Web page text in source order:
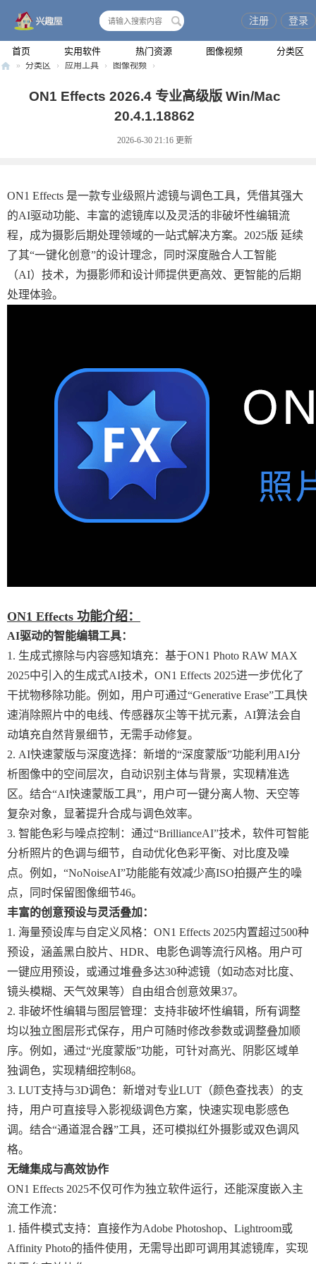
首页 实用软件 热门资源 图像视频 分类区
注册 登录
» 分类区 › 应用工具 › 图像视频 ›
ON1 Effects 2026.4 专业高级版 Win/Mac
20.4.1.18862
2026-6-30 21:16 更新
ON1 Effects 是一款专业级照片滤镜与调色工具，凭借其强大
的AI驱动功能、丰富的滤镜库以及灵活的非破坏性编辑流
程，成为摄影后期处理领域的一站式解决方案。2025版 延续
了其“一键化创意”的设计理念，同时深度融合人工智能
（AI）技术，为摄影师和设计师提供更高效、更智能的后期
处理体验。
ON1 Effects 功能介绍：
AI驱动的智能编辑工具：
1. 生成式擦除与内容感知填充：基于ON1 Photo RAW MAX
2025中引入的生成式AI技术，ON1 Effects 2025进一步优化了
干扰物移除功能。例如，用户可通过“Generative Erase”工具快
速消除照片中的电线、传感器灰尘等干扰元素，AI算法会自
动填充自然背景细节，无需手动修复。
2. AI快速蒙版与深度选择：新增的“深度蒙版”功能利用AI分
析图像中的空间层次，自动识别主体与背景，实现精准选
区。结合“AI快速蒙版工具”，用户可一键分离人物、天空等
复杂对象，显著提升合成与调色效率。
3. 智能色彩与噪点控制：通过“BrillianceAI”技术，软件可智能
分析照片的色调与细节，自动优化色彩平衡、对比度及噪
点。例如，“NoNoiseAI”功能能有效减少高ISO拍摄产生的噪
点，同时保留图像细节46。
丰富的创意预设与灵活叠加 ：
1. 海量预设库与自定义风格：ON1 Effects 2025内置超过500种
预设，涵盖黑白胶片、HDR、电影色调等流行风格。用户可
一键应用预设，或通过堆叠多达30种滤镜（如动态对比度、
镜头模糊、天气效果等）自由组合创意效果37。
2. 非破坏性编辑与图层管理：支持非破坏性编辑，所有调整
均以独立图层形式保存，用户可随时修改参数或调整叠加顺
序。例如，通过“光度蒙版”功能，可针对高光、阴影区域单
独调色，实现精细控制68。
3. LUT支持与3D调色：新增对专业LUT（颜色查找表）的支
持，用户可直接导入影视级调色方案，快速实现电影感色
调。结合“通道混合器”工具，还可模拟红外摄影或双色调风
格。
无缝集成与高效协作
ON1 Effects 2025不仅可作为独立软件运行，还能深度嵌入主
流工作流：
1. 插件模式支持：直接作为Adobe Photoshop、Lightroom或
Affinity Photo的插件使用，无需导出即可调用其滤镜库，实现